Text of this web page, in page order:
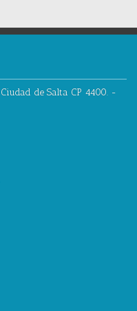
Ciudad de Salta CP 4400. -